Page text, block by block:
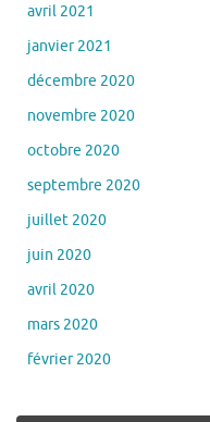
avril 2021
janvier 2021
décembre 2020
novembre 2020
octobre 2020
septembre 2020
juillet 2020
juin 2020
avril 2020
mars 2020
février 2020